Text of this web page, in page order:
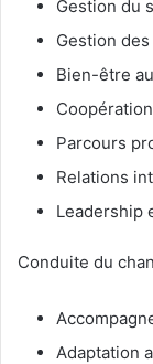
Gestion du
Gestion
Bien-être
Coopération
Parcours
Relations
Leadership
Conduite du
Adaptation